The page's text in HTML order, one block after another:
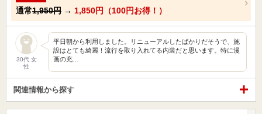
通常1,950円 → 1,850円（100円お得！）
30代 女
性
平日朝から利用しました。リニューアルしたばかりだそうで、施
設はとても綺麗！流行を取り入れてる内装だと思います。特に漫
画の充…
関連情報から探す